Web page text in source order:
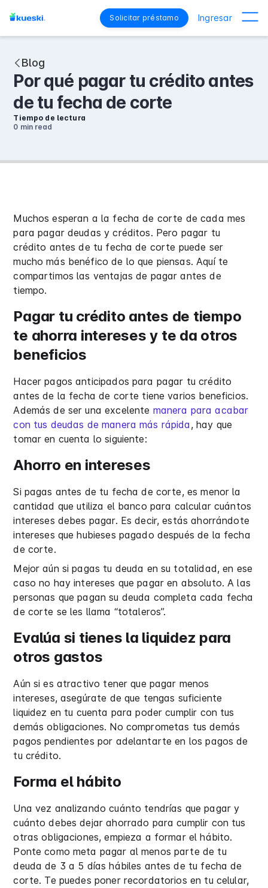
Solicitar préstamo Ingresar
Blog
Por qué pagar tu crédito antes
de tu fecha de corte
Tiempo de lectura
0 minread
Muchos esperan a la fecha de corte de cada mes
para pagar deudas y créditos. Pero pagar tu
crédito antes de tu fecha de corte puede ser
mucho más benéfico de lo que piensas. Aquí te
compartimos las ventajas de pagar antes de
tiempo.
Pagar tu crédito antes de tiempo
te ahorra intereses y te da otros
beneficios
Hacer pagos anticipados para pagar tu crédito
antes de la fecha de corte tiene varios beneficios.
Además de ser una excelente manera para acabar
con tus deudas de manera más rápida , hay que
tomar en cuenta lo siguiente:
Ahorro en intereses
Si pagas antes de tu fecha de corte, es menor la
cantidad que utiliza el banco para calcular cuántos
intereses debes pagar. Es decir, estás ahorrándote
intereses que hubieses pagado después de la fecha
de corte.
Mejor aún si pagas tu deuda en su totalidad, en ese
caso no hay intereses que pagar en absoluto. A las
personas que pagan su deuda completa cada fecha
de corte se les llama “totaleros”.
Evalúa si tienes la liquidez para
otros gastos
Aún si es atractivo tener que pagar menos
intereses, asegúrate de que tengas suficiente
liquidez en tu cuenta para poder cumplir con tus
demás obligaciones. No comprometas tus demás
pagos pendientes por adelantarte en los pagos de
tu crédito.
Forma el hábito
Una vez analizando cuánto tendrías que pagar y
cuánto debes dejar ahorrado para cumplir con tus
otras obligaciones, empieza a formar el hábito.
Ponte como meta pagar al menos parte de tu
deuda de 3 a 5 días hábiles antes de tu fecha de
corte. Te puedes poner recordatorios en tu celular,